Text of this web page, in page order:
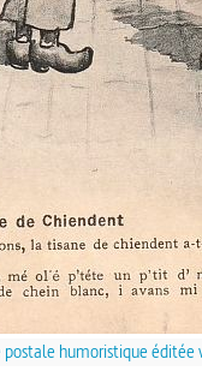
humoristique éditée